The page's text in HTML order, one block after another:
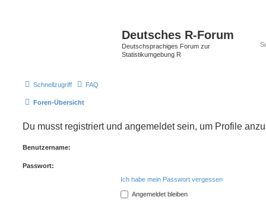
Deutsches R-Forum
Deutschsprachiges Forum zur
Statistikumgebung R
Schnellzugriff FAQ
Foren-Übersicht
Du musst registriert und angemeldet sein, um Profile
Benutzername:
Passwort:
Ich habe mein Passwort vergessen
Angemeldet bleiben